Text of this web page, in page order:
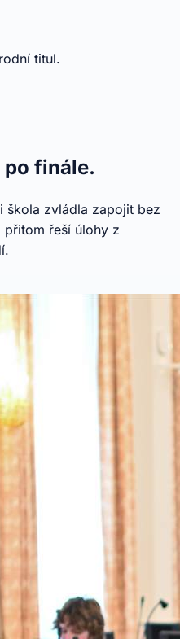
titul.
finále.
škola zvládla zapojit bez
přitom řeší úlohy z